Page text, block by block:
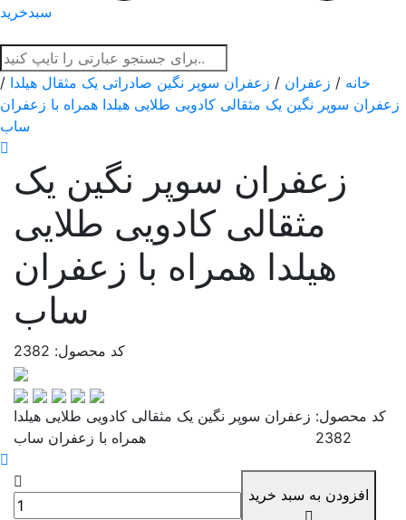
سبدخرید
خانه / زعفران / زعفران سوپر نگین صادراتی یک مثقال هیلدا /
زعفران سوپر نگین یک مثقالی کادویی طلایی هیلدا همراه با زعفران
ساب
زعفران سوپر نگین یک
مثقالی کادویی طلایی
هیلدا همراه با زعفران
ساب
کد محصول: 2382
زعفران سوپر نگین یک مثقالی کادویی طلایی هیلدا
همراه با زعفران ساب
کد محصول:
2382
افزودن به سبد خرید